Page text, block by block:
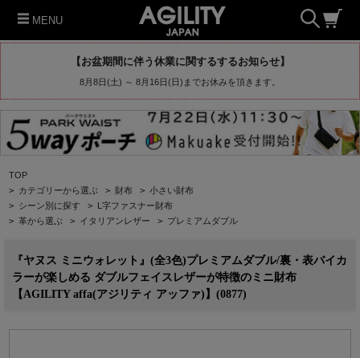
MENU
【お盆期間に伴う休業に関するするお知らせ】
8月8日(土) ～ 8月16日(日)までお休みを頂きます。
TOP
> カテゴリーから選ぶ > 財布 > 小さい財布
> シーン別に探す > L字ファスナー財布
> 革から選ぶ > イタリアンレザー > プレミアムダブル
『ヤヌス ミニウォレット』(全3色)プレミアムダブル/裏・表バイカ
ラーが楽しめる ダブルフェイスレザーが特徴のミニ財布
【AGILITY affa(アジリティ アッファ)】(0877)